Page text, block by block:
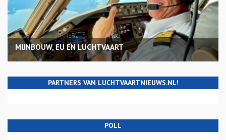
MIJNBOUW, EU EN LUCHTVAART
PARTNERS VAN LUCHTVAARTNIEUWS.NL!
POLL